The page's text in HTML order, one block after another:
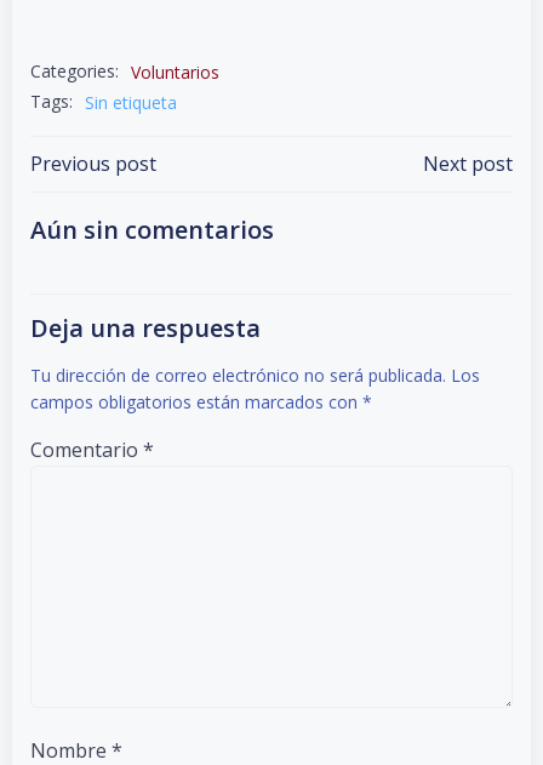
Categories: Voluntarios
Tags:
Sin etiqueta
Navegación
por
entradas
Previous post
Navegación
por
entradas
Next post
Aún sin comentarios
Deja una respuesta
Tu dirección de correo electrónico no será publicada. Los
campos obligatorios están marcados con *
Comentario *
Nombre *